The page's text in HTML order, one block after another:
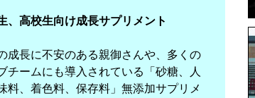
、高校生向け成長サプリメント
成長に不安のある親御さんや、多くの
チームにも導入されている「砂糖、人
料、着色料、保存料」無添加サプリメ